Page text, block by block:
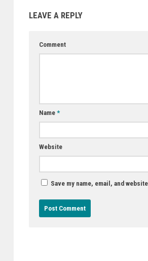
LEAVE A REPLY
Comment
Name *
Website
Save my name, email, and